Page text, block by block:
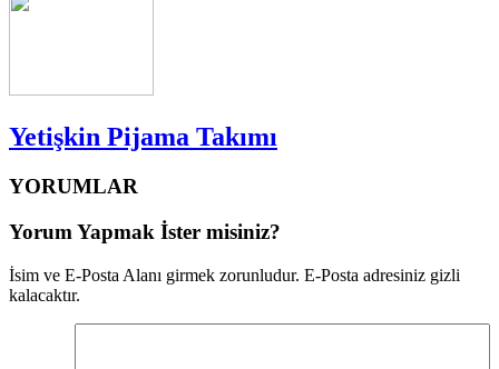
Yetişkin Pijama Takımı
YORUMLAR
Yorum Yapmak İster misiniz?
İsim ve E-Posta Alanı girmek zorunludur. E-Posta adresiniz gizli
kalacaktır.